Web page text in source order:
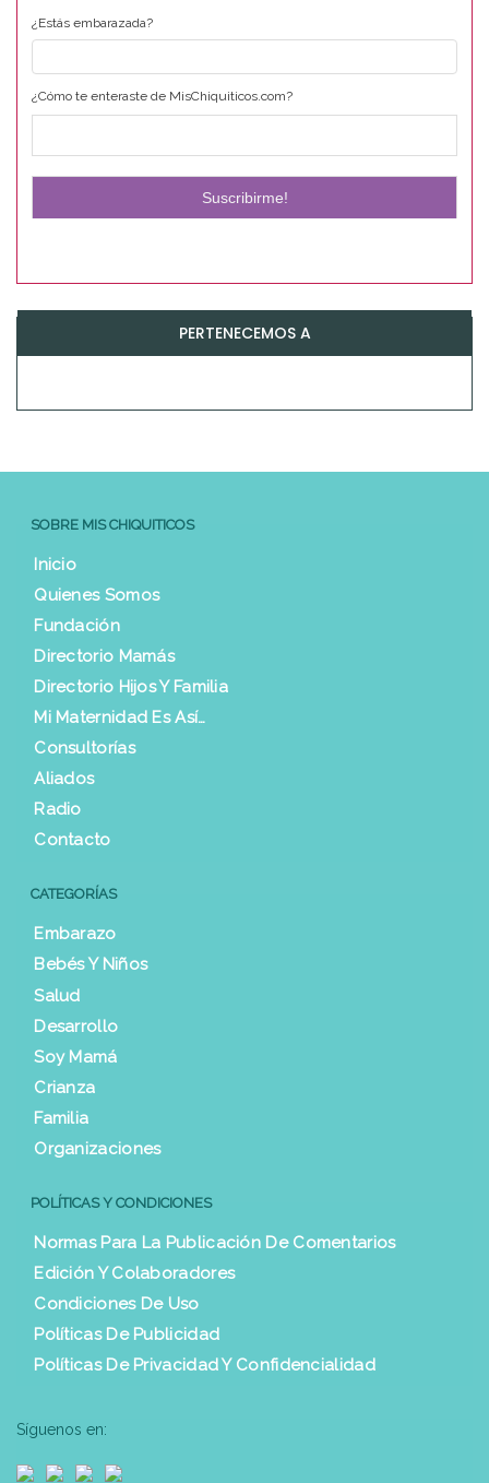
¿Estás embarazada?
¿Cómo te enteraste de MisChiquiticos.com?
PERTENECEMOS A
SOBRE MIS CHIQUITICOS
Inicio
Quienes Somos
Fundación
Directorio Mamás
Directorio Hijos Y Familia
Mi Maternidad Es Así…
Consultorías
Aliados
Radio
Contacto
CATEGORÍAS
Embarazo
Bebés Y Niños
Salud
Desarrollo
Soy Mamá
Crianza
Familia
Organizaciones
POLÍTICAS Y CONDICIONES
Normas Para La Publicación De Comentarios
Edición Y Colaboradores
Condiciones De Uso
Políticas De Publicidad
Políticas De Privacidad Y Confidencialidad
Síguenos en: